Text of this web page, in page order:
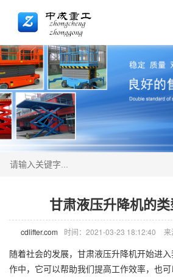
甘肃液压升降机的
cdlifter.com 时间：2021-03-23 18:12:40 来
随着社会的发展，甘肃液压升降机开始进
作中，它可以帮助我们提高工作效率，也